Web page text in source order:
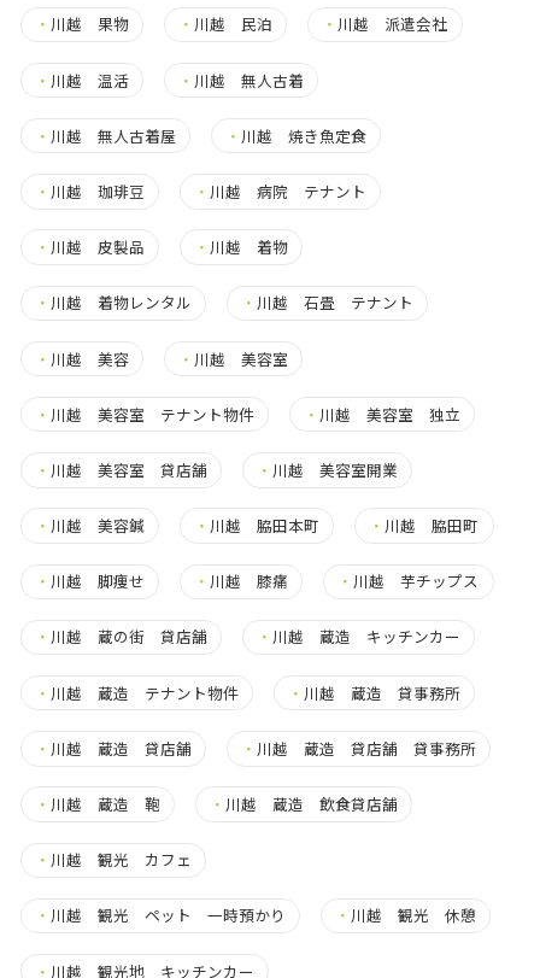
・ 川越 果物 ・ 川越 民泊 ・ 川越 派遣会社
・ 川越 温活 ・ 川越 無人古着
・ 川越 無人古着屋 ・ 川越 焼き魚定食
・ 川越 珈琲豆 ・ 川越 病院 テナント
・ 川越 皮製品 ・ 川越 着物
・ 川越 着物レンタル ・ 川越 石畳 テナント
・ 川越 美容 ・ 川越 美容室
・ 川越 美容室 テナント物件 ・ 川越 美容室 独立
・ 川越 美容室 貸店舗 ・ 川越 美容室開業
・ 川越 美容鍼 ・ 川越 脇田本町 ・ 川越 脇田町
・ 川越 脚痩せ ・ 川越 膝痛 ・ 川越 芋チップス
・ 川越 蔵の街 貸店舗 ・ 川越 蔵造 キッチンカー
・ 川越 蔵造 テナント物件 ・ 川越 蔵造 貸事務所
・ 川越 蔵造 貸店舗 ・ 川越 蔵造 貸店舗 貸事務所
・ 川越 蔵造 鞄 ・ 川越 蔵造 飲食貸店舗
・ 川越 観光 カフェ
・ 川越 観光 ペット 一時預かり ・ 川越 観光 休憩
・ 川越 観光地 キッチンカー